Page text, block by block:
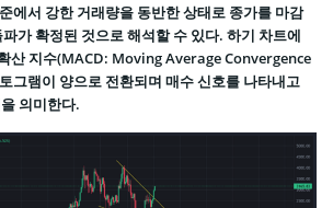
에서 강한 거래량을 동반한 상태로 종가를 마감
가 확정된 것으로 해석할 수 있다. 하기 차트에
산 지수(MACD: Moving Average Convergence
그램이 양으로 전환되며 매수 신호를 나타내고
의미한다.